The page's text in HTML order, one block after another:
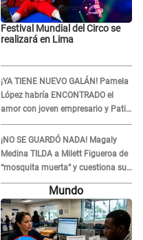
Festival Mundial del Circo se
realizará en Lima
¡YA TIENE NUEVO GALÁN! Pamela
López habría ENCONTRADO el
amor con joven empresario y Pati
Lorena la ECHA en VIVO
¡NO SE GUARDÓ NADA! Magaly
Medina TILDA a Milett Figueroa de
“mosquita muerta” y cuestiona su
RECONCILIACIÓN con Marcelo
Tinelli en TV argentina
Mundo